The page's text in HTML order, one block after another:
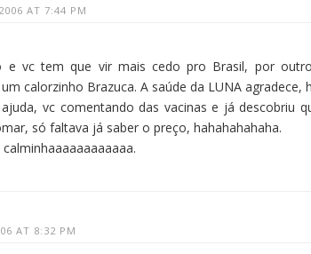
AT 7:44 PM
e vc tem que vir mais cedo pro Brasil, por
calorzinho Brazuca. A saúde da LUNA agradece,
vc comentando das vacinas e já descobriu
só faltava já saber o preço, hahahahahaha.
AT 8:32 PM